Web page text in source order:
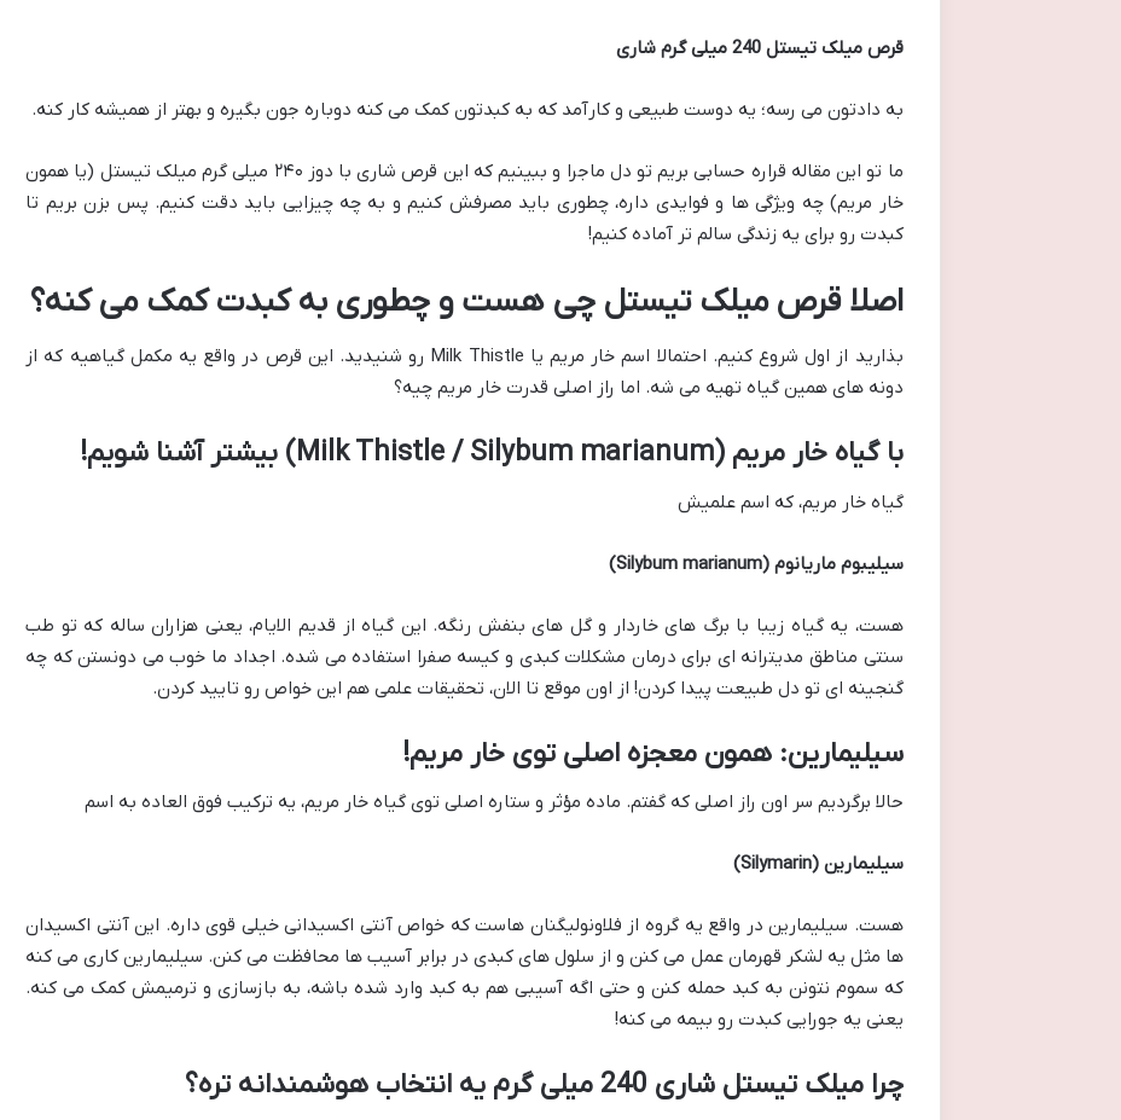
قرص میلک تیستل 240 میلی گرم شاری
به دادتون می رسه؛ یه دوست طبیعی و کارآمد که به کبدتون کمک می کنه دوباره جون بگیره و بهتر از همیشه کار کنه.
ما تو این مقاله قراره حسابی بریم تو دل ماجرا و ببینیم که این قرص شاری با دوز ۲۴۰ میلی گرم میلک تیستل (یا همون
خار مریم) چه ویژگی ها و فوایدی داره، چطوری باید مصرفش کنیم و به چه چیزایی باید دقت کنیم. پس بزن بریم تا
کبدت رو برای یه زندگی سالم تر آماده کنیم!
اصلا قرص میلک تیستل چی هست و چطوری به کبدت کمک می کنه؟
بذارید از اول شروع کنیم. احتمالا اسم خار مریم یا Milk Thistle رو شنیدید. این قرص در واقع یه مکمل گیاهیه که از
دونه های همین گیاه تهیه می شه. اما راز اصلی قدرت خار مریم چیه؟
با گیاه خار مریم (Milk Thistle / Silybum marianum) بیشتر آشنا شویم!
گیاه خار مریم، که اسم علمیش
سیلیبوم ماریانوم (Silybum marianum)
هست، یه گیاه زیبا با برگ های خاردار و گل های بنفش رنگه. این گیاه از قدیم الایام، یعنی هزاران ساله که تو طب
سنتی مناطق مدیترانه ای برای درمان مشکلات کبدی و کیسه صفرا استفاده می شده. اجداد ما خوب می دونستن که چه
گنجینه ای تو دل طبیعت پیدا کردن! از اون موقع تا الان، تحقیقات علمی هم این خواص رو تایید کردن.
سیلیمارین: همون معجزه اصلی توی خار مریم!
حالا برگردیم سر اون راز اصلی که گفتم. ماده مؤثر و ستاره اصلی توی گیاه خار مریم، یه ترکیب فوق العاده به اسم
سیلیمارین (Silymarin)
هست. سیلیمارین در واقع یه گروه از فلاونولیگنان هاست که خواص آنتی اکسیدانی خیلی قوی داره. این آنتی اکسیدان
ها مثل یه لشکر قهرمان عمل می کنن و از سلول های کبدی در برابر آسیب ها محافظت می کنن. سیلیمارین کاری می کنه
که سموم نتونن به کبد حمله کنن و حتی اگه آسیبی هم به کبد وارد شده باشه، به بازسازی و ترمیمش کمک می کنه.
یعنی یه جورایی کبدت رو بیمه می کنه!
چرا میلک تیستل شاری 240 میلی گرم یه انتخاب هوشمندانه تره؟